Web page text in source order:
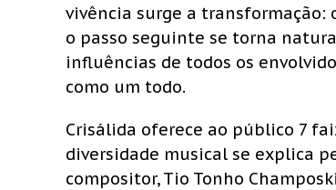
vivência surge a transformação:
o passo seguinte se torna
influências de todos os
como um todo.
Crisálida oferece ao público 7
diversidade musical se explica
compositor, Tio Tonho